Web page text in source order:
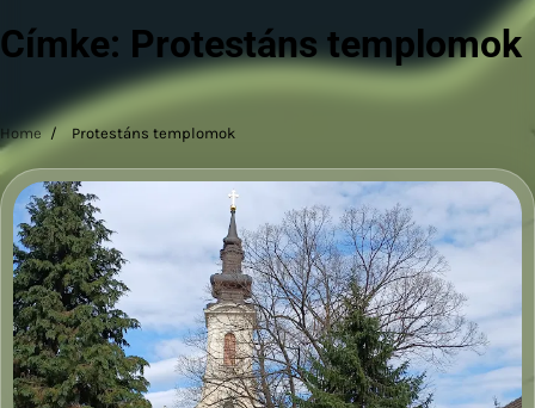
Címke: Protestáns templomok
Home Protestáns templomok